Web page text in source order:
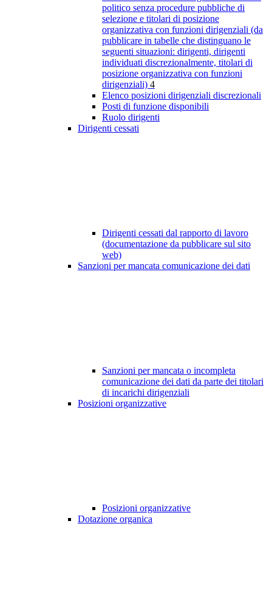
politico senza procedure pubbliche di
selezione e titolari di posizione
organizzativa con funzioni dirigenziali (da
pubblicare in tabelle che distinguano le
seguenti situazioni: dirigenti, dirigenti
individuati discrezionalmente, titolari di
posizione organizzativa con funzioni
dirigenziali) 4
Elenco posizioni dirigenziali discrezionali
Posti di funzione disponibili
Ruolo dirigenti
Dirigenti cessati
Dirigenti cessati dal rapporto di lavoro
(documentazione da pubblicare sul sito
web)
Sanzioni per mancata comunicazione dei dati
Sanzioni per mancata o incompleta
comunicazione dei dati da parte dei titolari
di incarichi dirigenziali
Posizioni organizzative
Posizioni organizzative
Dotazione organica